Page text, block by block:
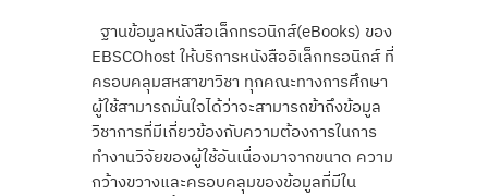
ฐานข้อมูลหนังสือเล็กทรอนิกส์(eBooks) ของ
EBSCOhost ให้บริการหนังสืออิเล็กทรอนิกส์ ที่
ครอบคลุมสหสาขาวิชา ทุกคณะทางการศึกษา
ผู้ใช้สามารถมั่นใจได้ว่าจะสามารถข้าถึงข้อมูล
วิชาการที่มีเกี่ยวข้องกับความต้องการในการ
ทำงานวิจัยของผู้ใช้อันเนื่องมาจากขนาด ความ
กว้างขวางและครอบคลุมของข้อมูลที่มีใน